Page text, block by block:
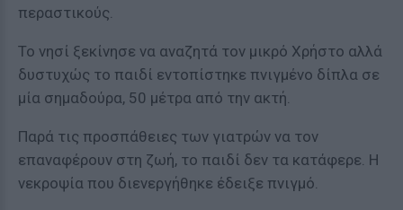
περαστικούς.
Το νησί ξεκίνησε να αναζητά τον μικρό Χρήστο αλλά
δυστυχώς το παιδί εντοπίστηκε πνιγμένο δίπλα σε
μία σημαδούρα, 50 μέτρα από την ακτή.
Παρά τις προσπάθειες των γιατρών να τον
επαναφέρουν στη ζωή, το παιδί δεν τα κατάφερε. Η
νεκροψία που διενεργήθηκε έδειξε πνιγμό.